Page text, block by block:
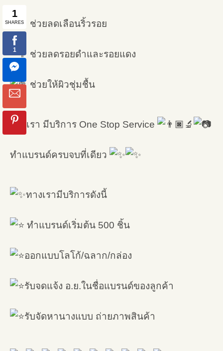
ช่วยลดเลือนริ้วรอย
ช่วยลดรอยดำและรอยแดง
ช่วยให้ผิวชุ่มชื้น
ทางเรา มีบริการ One Stop Service
ทำแบรนด์ครบจบที่เดียว
ทางเรามีบริการดังนี้
ทำแบรนด์เริ่มต้น 500 ชิ้น
ออกแบบโลโก้/ฉลาก/กล่อง
รับจดแจ้ง อ.ย.ในชื่อแบรนด์ของลูกค้า
รับจัดหานางแบบ ถ่ายภาพสินค้า